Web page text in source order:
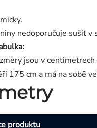
nedoporučuje sušit v
jsou v
175 cm a má na sobě
produktu